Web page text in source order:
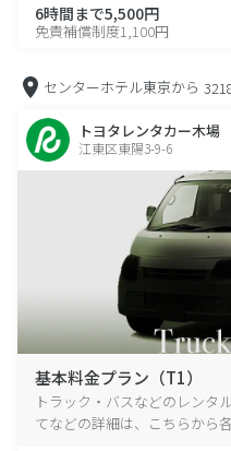
6時間まで5,500円
免責補償制度1,100円
センターホテル東京から
トヨタレンタカー木場
江東区東陽3-9-6
基本料金プラン（T1）
トラック・バスなどのレンタ
てなどの詳細は、こちらから